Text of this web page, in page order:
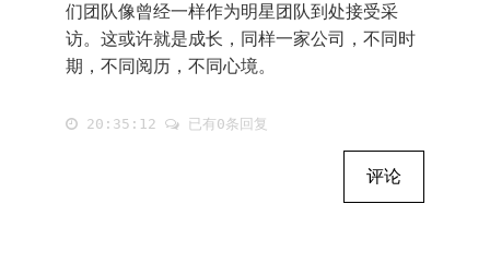
们团队像曾经一样作为明星团队到处接受采
访。这或许就是成长，同样一家公司，不同时
期，不同阅历，不同心境。
20:35:12 已有0条回复
评论